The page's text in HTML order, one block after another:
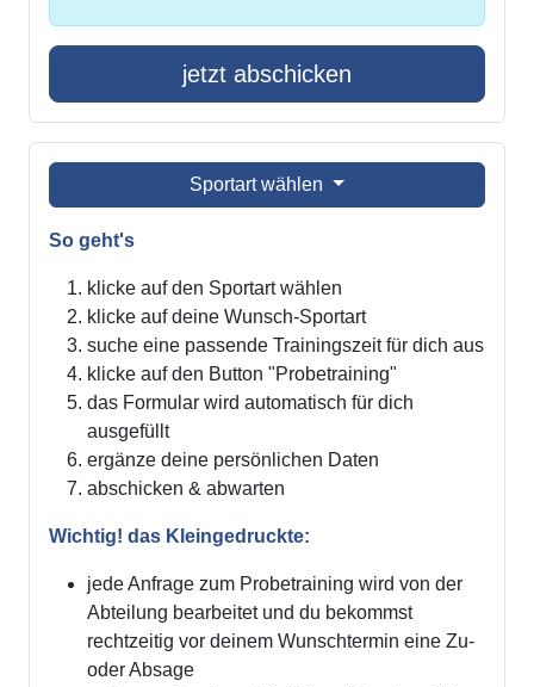
jetzt abschicken
Sportart wählen
So geht's
klicke auf den Sportart wählen
klicke auf deine Wunsch-Sportart
suche eine passende Trainingszeit für dich aus
klicke auf den Button "Probetraining"
das Formular wird automatisch für dich
ausgefüllt
ergänze deine persönlichen Daten
abschicken & abwarten
Wichtig! das Kleingedruckte:
jede Anfrage zum Probetraining wird von der
Abteilung bearbeitet und du bekommst
rechtzeitig vor deinem Wunschtermin eine Zu-
oder Absage